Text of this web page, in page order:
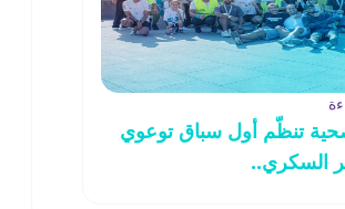
تنظّم أول سباق توعوي
السكري..